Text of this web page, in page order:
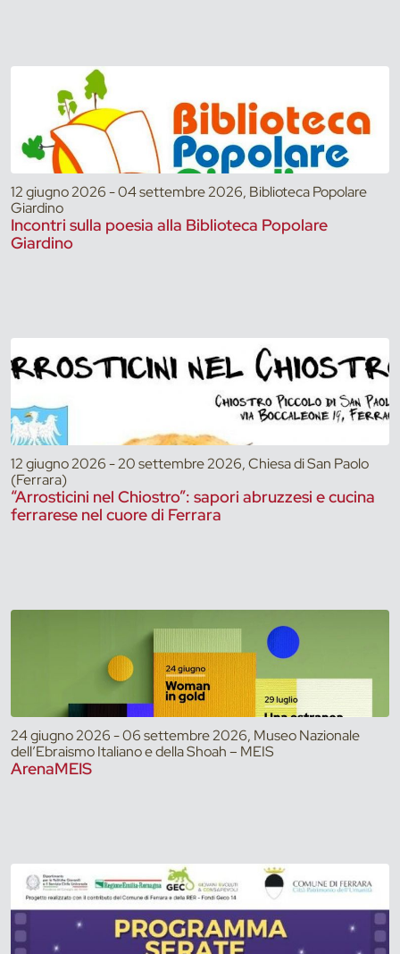
12 giugno 2026 - 04 settembre 2026, Biblioteca Popolare
Giardino
Incontri sulla poesia alla Biblioteca Popolare
Giardino
12 giugno 2026 - 20 settembre 2026, Chiesa di San Paolo
(Ferrara)
“Arrosticini nel Chiostro”: sapori abruzzesi e cucina
ferrarese nel cuore di Ferrara
24 giugno 2026 - 06 settembre 2026, Museo Nazionale
dell’Ebraismo Italiano e della Shoah – MEIS
ArenaMEIS